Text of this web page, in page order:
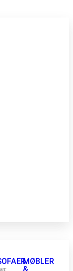
MØBLER